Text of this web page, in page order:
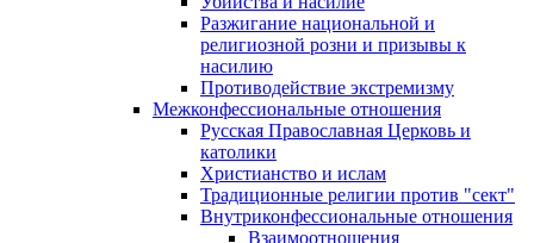
Разжигание национальной и
религиозной розни и призывы к
насилию
Противодействие экстремизму
Межконфессиональные отношения
Русская Православная Церковь и
католики
Христианство и ислам
Традиционные религии против "сект"
Внутриконфессиональные отношения
Взаимоотношения